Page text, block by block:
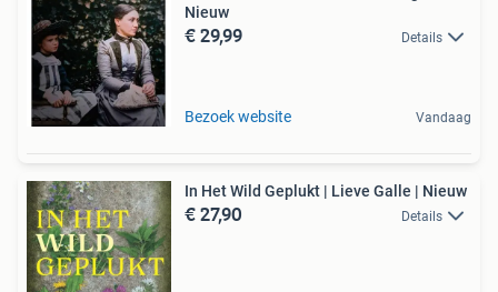
Nieuw
€ 29,99 Details
Bezoek website Vandaag
In Het Wild Geplukt | Lieve Galle | Nieuw
€ 27,90 Details